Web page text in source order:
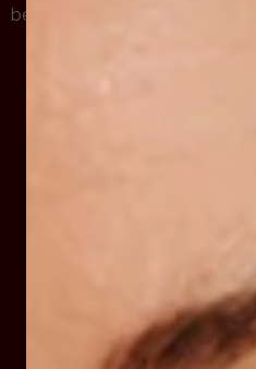
behandeladvies